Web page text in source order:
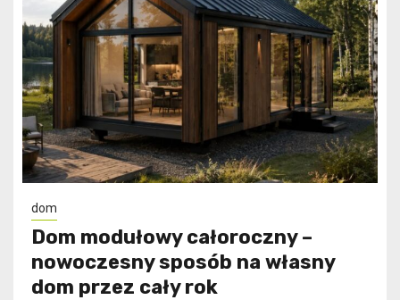
dom
Dom modułowy całoroczny –
nowoczesny sposób na własny
dom przez cały rok